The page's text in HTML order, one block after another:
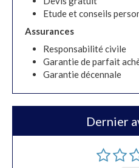
Etude et conseils
Assurances
Responsabilité civile
Garantie de parfait
Garantie décennale
Dernier